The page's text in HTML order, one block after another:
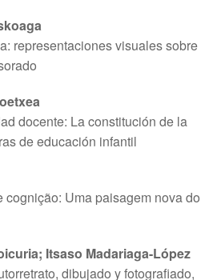
representaciones visuales sobre
docente: La constitución de la
de educación infantil
cognição: Uma paisagem nova do
Itsaso Madariaga-López
dibujado y fotografiado,